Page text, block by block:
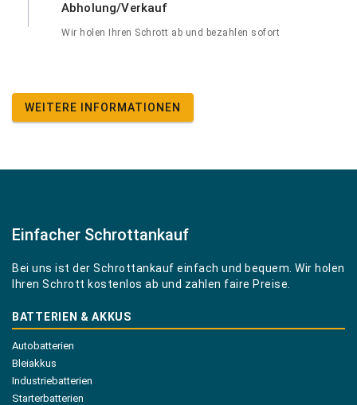
Abholung/Verkauf
Wir holen Ihren Schrott ab und bezahlen sofort
WEITERE INFORMATIONEN
Einfacher Schrottankauf
Bei uns ist der Schrottankauf einfach und bequem. Wir holen
Ihren Schrott kostenlos ab und zahlen faire Preise.
BATTERIEN & AKKUS
Autobatterien
Bleiakkus
Industriebatterien
Starterbatterien